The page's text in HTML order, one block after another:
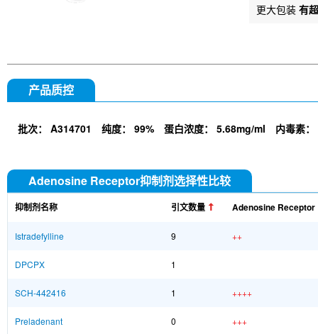
更大包装 有
产品质控
批次： A314701 纯度： 99% 蛋白浓度： 5.68mg/ml 内毒素：
Adenosine Receptor抑制剂选择性比较
抑制剂名称 引文数量 Adenosine Receptor
Istradefylline 9 ++
DPCPX 1
SCH-442416 1 ++++
Preladenant 0 +++